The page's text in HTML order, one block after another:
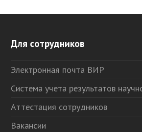
Для сотрудников
Электронная почта ВИР
Система учета результатов
Аттестация сотрудников
Вакансии